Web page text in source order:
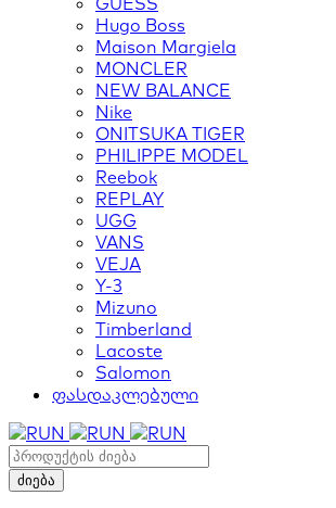
Hugo Boss
Maison Margiela
MONCLER
NEW BALANCE
Nike
ONITSUKA TIGER
PHILIPPE MODEL
Reebok
REPLAY
UGG
VANS
VEJA
Y-3
Mizuno
Timberland
Lacoste
Salomon
ფასდაკლებული